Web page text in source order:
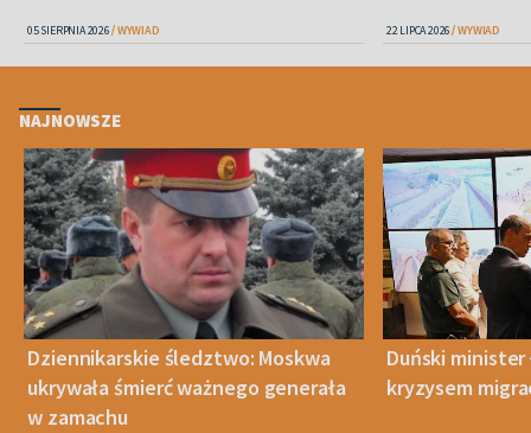
05 SIERPNIA 2026 WYWIAD 22 LIPCA 2026 WYWIAD
NAJNOWSZE
Dziennikarskie śledztwo: Moskwa
ukrywała śmierć ważnego generała
w zamachu
Duński minister
kryzysem